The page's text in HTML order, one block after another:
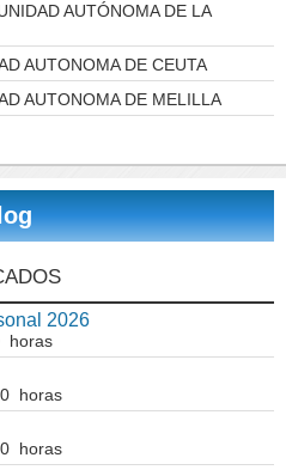
AUTÓNOMA DE LA
AUTONOMA DE CEUTA
AUTONOMA DE MELILLA
2026
horas
horas
horas